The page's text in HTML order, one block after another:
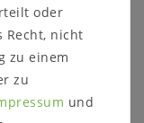
schwarz
1,9 cm
oder
Recht, nicht
zu einem
zu
und